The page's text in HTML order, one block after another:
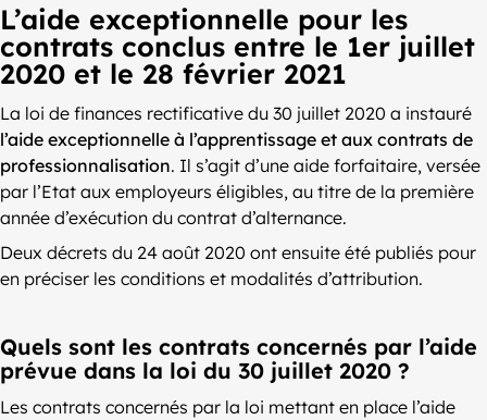
L’aide exceptionnelle pour les
contrats conclus entre le 1er juillet
2020 et le 28 février 2021
La loi de finances rectificative du 30 juillet 2020 a instauré
l’aide exceptionnelle à l’apprentissage et aux contrats de
professionnalisation. Il s’agit d’une aide forfaitaire, versée
par l’Etat aux employeurs éligibles, au titre de la première
année d’exécution du contrat d’alternance.
Deux décrets du 24 août 2020 ont ensuite été publiés pour
en préciser les conditions et modalités d’attribution.
Quels sont les contrats concernés par l’aide
prévue dans la loi du 30 juillet 2020 ?
Les contrats concernés par la loi mettant en place l’aide